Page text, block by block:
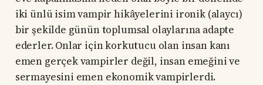
iki ünlü isim vampir hikâyelerini ironik (alaycı)
bir şekilde günün toplumsal olaylarına adapte
ederler. Onlar için korkutucu olan insan kanı
emen gerçek vampirler değil, insan emeğini ve
sermayesini emen ekonomik vampirlerdi.